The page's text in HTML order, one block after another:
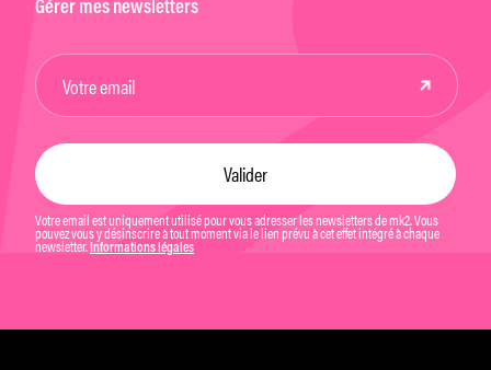
Gérer mes newsletters
Votre email est uniquement utilisé pour vous adresser les newsletters de mk2. Vous
pouvez vous y désinscrire à tout moment via le lien prévu à cet effet intégré à chaque
newsletter. Informations légales